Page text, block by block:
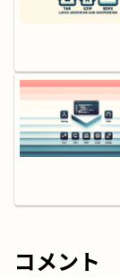
コメント